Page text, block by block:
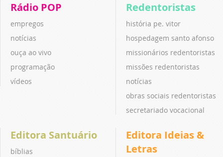
Rádio POP
empregos
notícias
ouça ao vivo
programação
vídeos
Redentoristas
história pe. vitor
hospedagem santo afonso
missionários redentoristas
missões redentoristas
notícias
obras sociais redentoristas
secretariado vocacional
Editora Santuário
bíblias
Editora Ideias &
Letras